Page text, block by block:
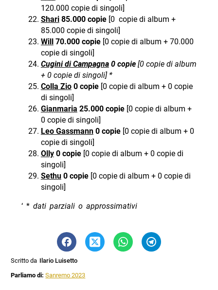
120.000 copie di singoli]
Shari85.000 copie [0 copie di album +
85.000 copie di singoli]
Will70.000 copie[0 copie di album + 70.000
copie di singoli]
Cugini di Campagna0 copie [0 copie di album
+ 0 copie di singoli] *
Colla Zio0 copie [0 copie di album + 0 copie
di singoli]
Gianmaria 25.000 copie [0 copie di album +
0 copie di singoli]
Leo Gassmann0 copie [0 copie di album + 0
copie di singoli]
Olly 0 copie [0 copie di album + 0 copie di
singoli]
Sethu0 copie [0 copie di album + 0 copie di
singoli]
‘ * dati parziali o approssimativi
Scritto da Ilario Luisetto
Parliamo di:Sanremo 2023